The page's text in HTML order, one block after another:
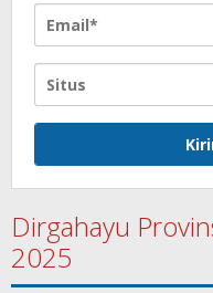
Dirgahayu
2025